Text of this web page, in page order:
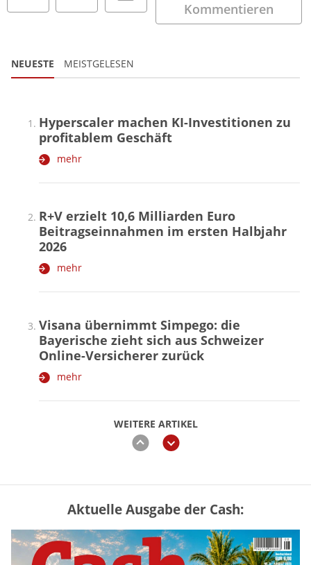
Kommentieren
NEUESTE MEISTGELESEN
WEITERE ARTIKEL
zurückweiter
Hyperscaler machen KI-Investitionen zu
profitablem Geschäft
mehr
R+V erzielt 10,6 Milliarden Euro
Beitragseinnahmen im ersten Halbjahr
2026
mehr
Visana übernimmt Simpego: die
Bayerische zieht sich aus Schweizer
Online-Versicherer zurück
mehr
Mütterrente III Tabelle: So viel Renten-
Nachzahlung ist pro Kind möglich
mehr
Aktuelle Ausgabe der Cash: